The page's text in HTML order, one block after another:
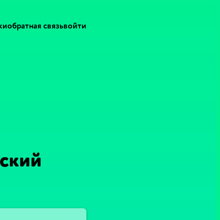
обратная связьвойти